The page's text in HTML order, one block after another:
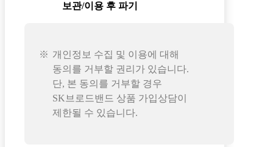
보관/이용 후 파기
개인정보 수집 및 이용에 대해
동의를 거부할 권리가 있습니다.
단, 본 동의를 거부할 경우
SK브로드밴드 상품 가입상담이
제한될 수 있습니다.